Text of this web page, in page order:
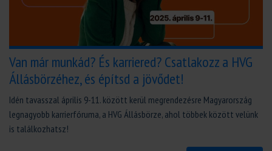
Van már munkád? És karriered? Csatlakozz a HVG
Állásbörzéhez, és építsd a jövődet!
Idén tavasszal április 9-11. között kerül megrendezésre Magyarország
legnagyobb karrierfóruma, a HVG Állásbörze, ahol többek között velünk
is találkozhatsz!